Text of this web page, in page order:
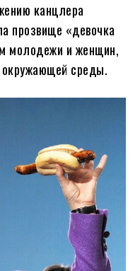
канцлера
прозвище «девочка
молодежи и женщин,
окружающей среды.